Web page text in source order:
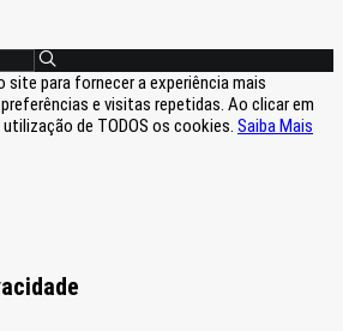
para fornecer a experiência mais
e visitas repetidas. Ao clicar em
de TODOS os cookies. Saiba Mais